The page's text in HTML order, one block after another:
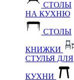
СТОЛЫ
НА КУХНЮ
СТОЛЫ
КНИЖКИ
СТУЛЬЯ ДЛЯ
КУХНИ